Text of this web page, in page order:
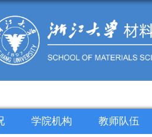
学院机构 教师队伍